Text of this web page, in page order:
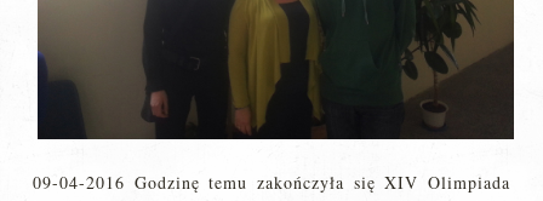
09-04-2016 Godzinę temu zakończyła się XIV Olimpiada